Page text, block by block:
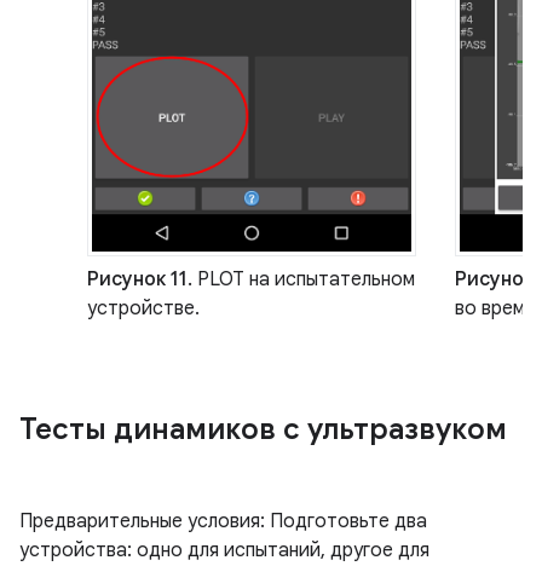
Рисунок 11. PLOT на испытательном
устройстве.
Рисунок
во время
Тесты динамиков с ультразвуком
Предварительные условия: Подготовьте два
устройства: одно для испытаний, другое для